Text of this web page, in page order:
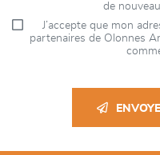
de
J’accepte que mon
partenaires de Olonnes